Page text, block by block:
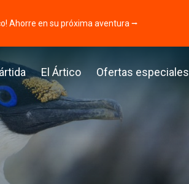
Ahorre en su próxima aventura ⭢
El Ártico Ofertas especiales